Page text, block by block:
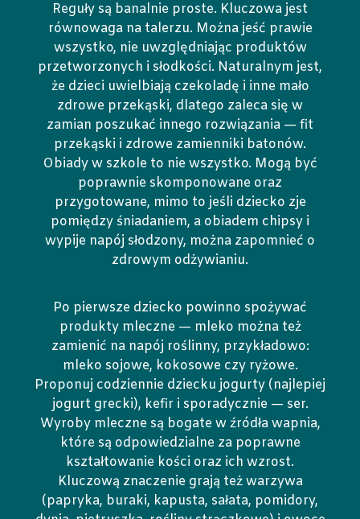
Reguły są banalnie proste. Kluczowa jest
równowaga na talerzu. Można jeść prawie
wszystko, nie uwzględniając produktów
przetworzonych i słodkości. Naturalnym jest,
że dzieci uwielbiają czekoladę i inne mało
zdrowe przekąski, dlatego zaleca się w
zamian poszukać innego rozwiązania — fit
przekąski i zdrowe zamienniki batonów.
Obiady w szkole to nie wszystko. Mogą być
poprawnie skomponowane oraz
przygotowane, mimo to jeśli dziecko zje
pomiędzy śniadaniem, a obiadem chipsy i
wypije napój słodzony, można zapomnieć o
zdrowym odżywianiu.
Po pierwsze dziecko powinno spożywać
produkty mleczne — mleko można też
zamienić na napój roślinny, przykładowo:
mleko sojowe, kokosowe czy ryżowe.
Proponuj codziennie dziecku jogurty (najlepiej
jogurt grecki), kefir i sporadycznie — ser.
Wyroby mleczne są bogate w źródła wapnia,
które są odpowiedzialne za poprawne
kształtowanie kości oraz ich wzrost.
Kluczową znaczenie grają też warzywa
(papryka, buraki, kapusta, sałata, pomidory,